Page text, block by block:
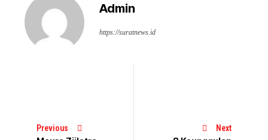
Admin
https://suratnews.id
Previous Next